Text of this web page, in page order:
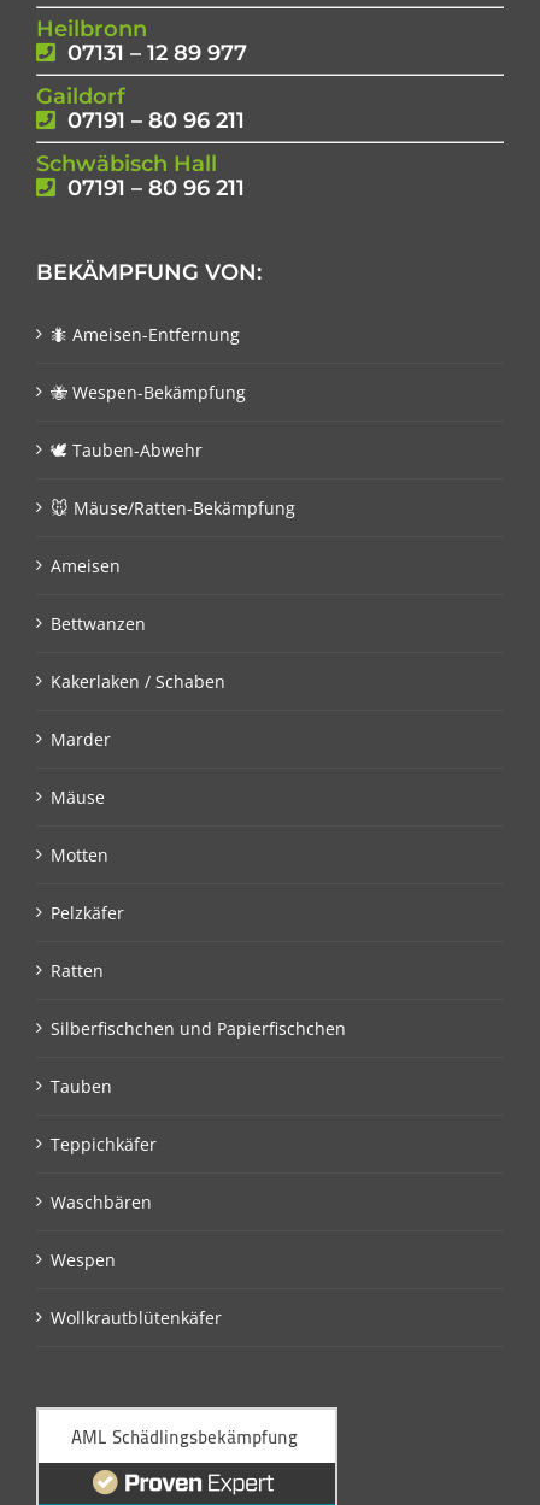
Heilbronn
07131 – 12 89 977
Gaildorf
07191 – 80 96 211
Schwäbisch Hall
07191 – 80 96 211
BEKÄMPFUNG VON:
🐜 Ameisen-Entfernung
🐝 Wespen-Bekämpfung
🕊 Tauben-Abwehr
🐭 Mäuse/Ratten-Bekämpfung
Ameisen
Bettwanzen
Kakerlaken / Schaben
Marder
Mäuse
Motten
Pelzkäfer
Ratten
Silberfischchen und Papierfischchen
Tauben
Teppichkäfer
Waschbären
Wespen
Wollkrautblütenkäfer